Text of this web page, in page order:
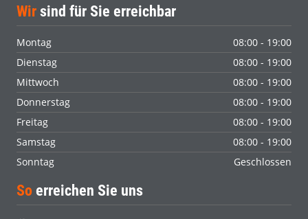
Wir sind für Sie erreichbar
Montag
08:00 - 19:00
Dienstag
08:00 - 19:00
Mittwoch
08:00 - 19:00
Donnerstag
08:00 - 19:00
Freitag
08:00 - 19:00
Samstag
08:00 - 19:00
Sonntag
Geschlossen
So erreichen Sie uns